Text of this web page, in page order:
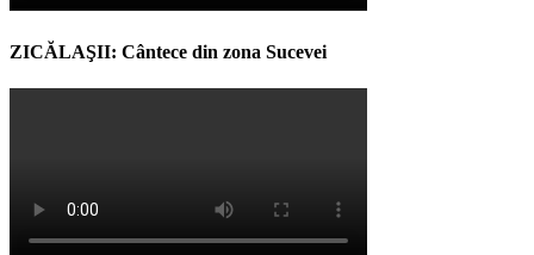
ZICĂLAŞII: Cântece din zona Sucevei